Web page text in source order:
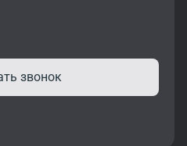
звонок